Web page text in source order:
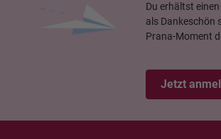
Du erhältst
als Dankeschön
Prana-Moment
Jetzt